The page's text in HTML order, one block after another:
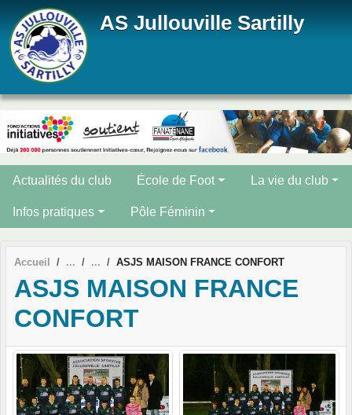
AS Jullouville Sartilly
Actualités du club École de Foot La vie du club
Infos pratiques Pôle Féminin
Accueil ASJS MAISON FRANCE CONFORT
ASJS MAISON FRANCE
CONFORT
Panneau de gestion des cookies